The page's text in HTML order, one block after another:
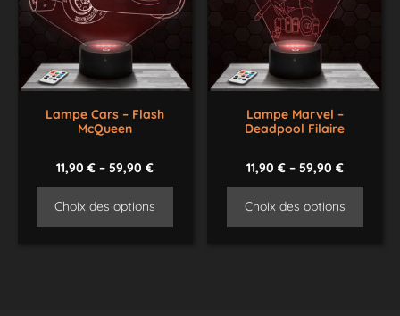
Lampe Cars – Flash
McQueen
11,90€ –59,90€
Choix des options
Lampe Marvel –
Deadpool Filaire
11,90 €– 59,90 €
Choix des options